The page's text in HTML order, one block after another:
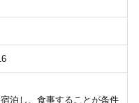
泊し、食事することが条件